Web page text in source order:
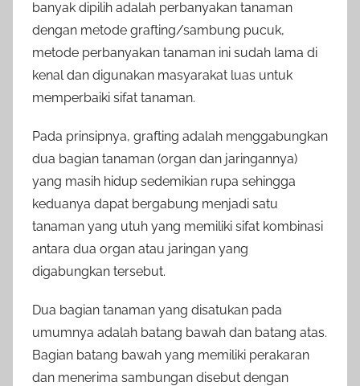
banyak dipilih adalah perbanyakan tanaman
dengan metode grafting/sambung pucuk,
metode perbanyakan tanaman ini sudah lama di
kenal dan digunakan masyarakat luas untuk
memperbaiki sifat tanaman.
Pada prinsipnya, grafting adalah menggabungkan
dua bagian tanaman (organ dan jaringannya)
yang masih hidup sedemikian rupa sehingga
keduanya dapat bergabung menjadi satu
tanaman yang utuh yang memiliki sifat kombinasi
antara dua organ atau jaringan yang
digabungkan tersebut.
Dua bagian tanaman yang disatukan pada
umumnya adalah batang bawah dan batang atas.
Bagian batang bawah yang memiliki perakaran
dan menerima sambungan disebut dengan